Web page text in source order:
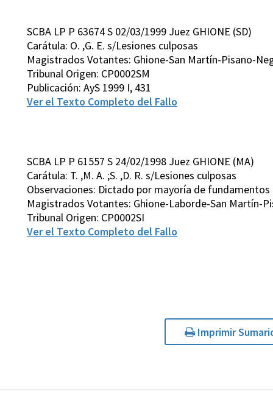
SCBA LP P 63674 S 02/03/1999 Juez GHIONE (SD)
Carátula: O. ,G. E. s/Lesiones culposas
Magistrados Votantes: Ghione-San Martín-Pisano-
Tribunal Origen: CP0002SM
Publicación: AyS 1999 I, 431
Ver el Texto Completo del Fallo
SCBA LP P 61557 S 24/02/1998 Juez GHIONE (MA)
Carátula: T. ,M. A. ;S. ,D. R. s/Lesiones culposas
Observaciones: Dictado por mayoría de fundamentos
Magistrados Votantes: Ghione-Laborde-San Martín-
Tribunal Origen: CP0002SI
Ver el Texto Completo del Fallo
Imprimir